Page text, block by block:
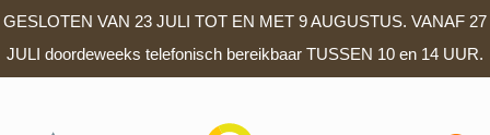
GESLOTEN VAN 23 JULI TOT EN MET 9 AUGUSTUS. VANAF 27
JULI doordeweeks telefonisch bereikbaar TUSSEN 10 en 14 UUR.